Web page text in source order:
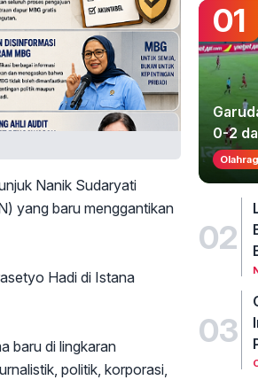
Nanik Sudaryati
yang baru menggantikan
Hadi di Istana
baru di lingkaran
politik, korporasi,
01
0-2
02
03